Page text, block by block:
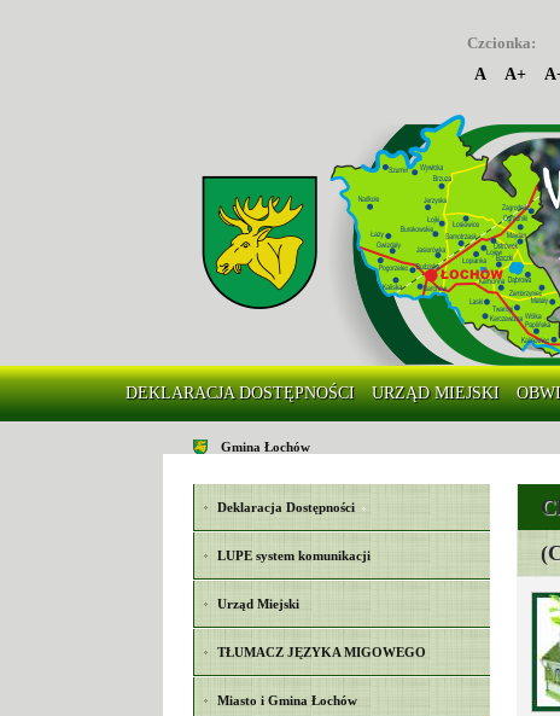
Czcionka:
A
A+
DEKLARACJA DOSTĘPNOŚCI URZĄD MIEJSKI
Gmina Łochów
Deklaracja Dostępności
LUPE system komunikacji
Urząd Miejski
TŁUMACZ JĘZYKA MIGOWEGO
Miasto i Gmina Łochów